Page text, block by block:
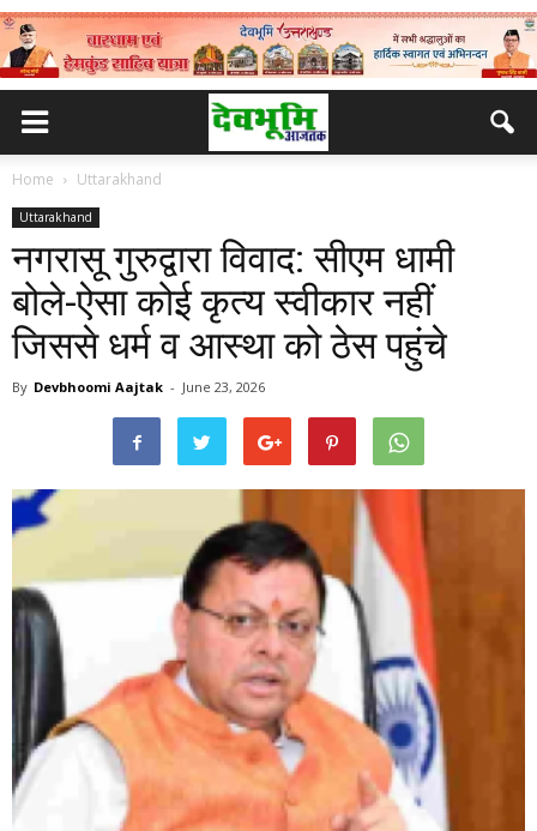
Home Uttarakhand
Uttarakhand
नगरासू गुरुद्वारा विवाद: सीएम धामी
बोले-ऐसा कोई कृत्य स्वीकार नहीं
जिससे धर्म व आस्था को ठेस पहुंचे
By Devbhoomi Aajtak - June 23, 2026